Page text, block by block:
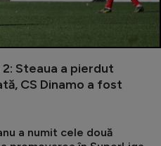
Steaua a pierdut
CS Dinamo a fost
a numit cele două